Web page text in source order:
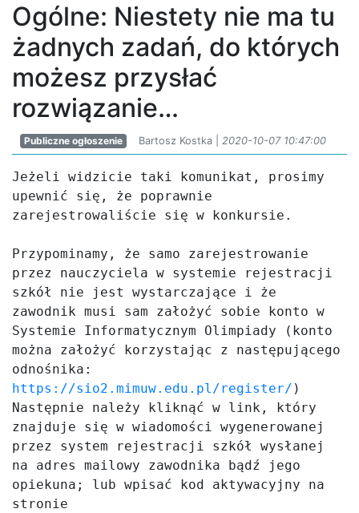
Ogólne: Niestety nie ma tu
żadnych zadań, do których
możesz przysłać
rozwiązanie…
Publiczne ogłoszenie Bartosz Kostka | 2020-10-07 10:47:00
Jeżeli widzicie taki komunikat, prosimy
upewnić się, że poprawnie
zarejestrowaliście się w konkursie.
Przypominamy, że samo zarejestrowanie
przez nauczyciela w systemie rejestracji
szkół nie jest wystarczające i że
zawodnik musi sam założyć sobie konto w
Systemie Informatycznym Olimpiady (konto
można założyć korzystając z następującego
https://sio2.mimuw.edu.pl/register/ )
Następnie należy kliknąć w link, który
znajduje się w wiadomości wygenerowanej
przez system rejestracji szkół wysłanej
na adres mailowy zawodnika bądź jego
opiekuna; lub wpisać kod aktywacyjny na